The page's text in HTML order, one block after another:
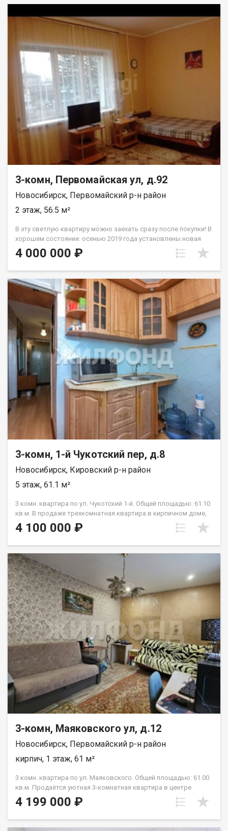
детских садов Радуга, Белочка, школы № 109, 94, Лицей
квартире поменяны все окна на пластиковые, установлена
новая входная дверь. Квартира требует ремонта и это
отличный вариант сделать ремонт по своему вкусу. Теплый 4-
х этажный дом красивой аутентичной архитектуры. Код
пользователя: 121433 Номер в базе: 5431026
3-комн, Первомайская ул, д.92
Новосибирск, Первомайский р-н район
2 этаж, 56.5 м²
В эту светлую квартиру можно заехать сразу после покупки! В
хорошем состоянии: осенью 2019 года установлены новая
входная дверь и качественные пластиковые окна. Санузел
оснащён современной душевой кабиной, а на тёплые
было, что гарантирует отсутствие проблем с документами.
Квартира находится в собственности у одного хозяина.
Идеальное расположение для тех, кто ценит время: до
остановки общественного транспорта всего 2 минуты
пешком, а через дорогу — железнодорожная станция.
Доехать до станции метро «Речной вокзал» можно без пробок
на электричке. Рядом вся необходимая инфраструктура:
школа и детский сад. Код пользователя: 196957 Номер в базе:
12841694
4 000 000 ₽
3-комн, 1-й Чукотский пер, д.8
Новосибирск, Кировский р-н район
5 этаж, 61.1 м²
3 комн. квартира по ул. Чукотский 1-й. Общей площадью: 61.10
кв.м. В продаже трехкомнатная квартира в кирпичном доме,
по цене двухкомнатной квартиры. Проживание в тихом
спокойном районе левого берега, вдали от больших и
Маркса вас отделяет 2 км, 7-10 мин на машине. 200 метров
остановка общественного транспорта. Во дворе хорошая
детская площадка. Школа и садик в пешей доступности (600
м) Подходит под ипотеку и мат кап. Приглашаем на просмотр.
Рядом с объектом находятся:1 школа,1 детский сад,2
продуктовых магазина,1 колледж. Возможен обмен на вашу
недвижимость. Возможна продажа в рассрочку. При звонке,
пожалуйста, сообщите номер варианта - JV003054139402.
4 100 000 ₽
3-комн, Маяковского ул, д.12
Новосибирск, Первомайский р-н район
кирпич, 1 этаж, 61 м²
3 комн. квартира по ул. Маяковского. Общей площадью: 61.00
кв.м. Продаётся уютная 3-комнатная квартира в центре
Первомайского района. Просторная и светлая - идеальный
вариант для семьи! - Планировка: смежно изолированная с
естественного света, приятный вид из окон. - Локация: центр
4 199 000 ₽